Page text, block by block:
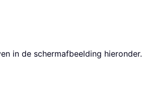
in de schermafbeelding hieronder.